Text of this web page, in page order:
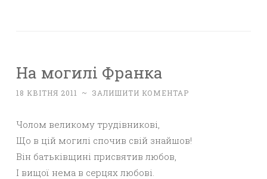
На могилі Франка
18 КВІТНЯ 2011 ~ ЗАЛИШИТИ КОМЕНТАР
Чолом великому трудівникові,
Що в цій могилі спочив свій знайшов!
Він батьківщині присвятив любов,
І вищої нема в серцях любові.